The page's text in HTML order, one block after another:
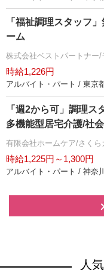
「福祉調理スタッフ
ーム
株式会社ベストパートナー
時給1,226円
アルバイト・パート / 東京
「週2から可」調理
多機能型居宅介護/社
有限会社ホームケア/さく
時給1,225円～1,300円
アルバイト・パート / 神奈
人